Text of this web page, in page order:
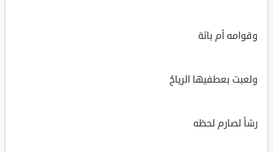
وقوامه أم بانَة
ولعبت بعطفيها الرياحُ
رشأ لصارم لحظه